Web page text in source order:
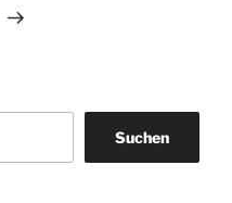
Suchen